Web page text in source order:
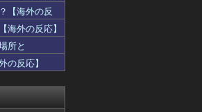
の反...
か？...
【海外の反
外の反応】
所と
の反応】